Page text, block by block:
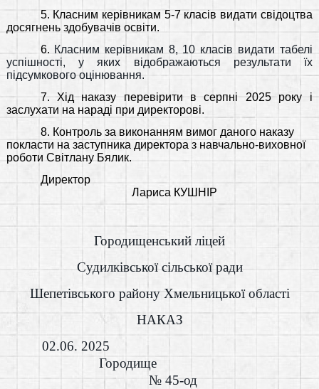
5. Класним керівникам 5-7 класів видати свідоцтва
досягнень здобувачів освіти.
6. Класним керівникам 8, 10 класів видати табелі
успішності, у яких відображаються результати їх
підсумкового оцінювання.
7. Хід наказу перевірити в серпні 2025 року і
заслухати на нараді при директорові.
8. Контроль за виконанням вимог даного наказу
покласти на заступника директора з навчально-виховної
роботи Світлану Бялик.
Директор
Лариса КУШНІР
Городищенський ліцей
Судилківської сільської ради
Шепетівського району Хмельницької області
НАКАЗ
02.06. 2025
Городище
№ 45-од